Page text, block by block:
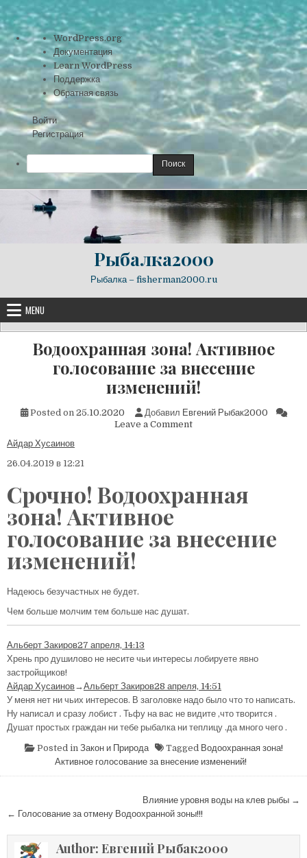
О
WordPress
WordPress.org
Документация
Learn WordPress
Поддержка
Обратная связь
Войти
Регистрация
Поиск
Рыбалка2000
Рыбалка – fisherman2000.ru
MENU
Водоохранная зона! Активное
голосование за внесение
изменений!
Posted on 25.10.2020 Добавил Евгений Рыбак2000
Leave a Commenton
внесение
изменений!
Айдар Хусаинов
26.04.2019 в 12:21
Срочно! Водоохранная
зона! Активное
голосование за внесение
изменений!
Надеюсь безучастных не будет.
Чем больше молчим тем больше нас душат.
Альберт Закиров27 апреля, 14:13
Хрень про душилово не несите чьи интересы лобируете явно
застройщиков!
Айдар Хусаинов→Альберт Закиров28 апреля, 14:51
У меня нет ни чьих интересов. В заголовке надо было что то написать.
Ну написал и сразу лобист . Тьфу на вас не видите ,что творится .
Душат простых граждан ни тебе рыбалка ни теплицу .да много чего .
Posted in Закон и Природа Tagged Водоохранная зона!
Активное голосование за внесение изменений!
по
записям
Влияние уровня воды на клев рыбы →
← Голосование за отмену Водоохранной зоны!!!
Author: Евгений Рыбак2000